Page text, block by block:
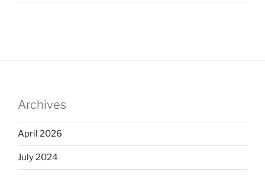
Archives
April 2026
July 2024